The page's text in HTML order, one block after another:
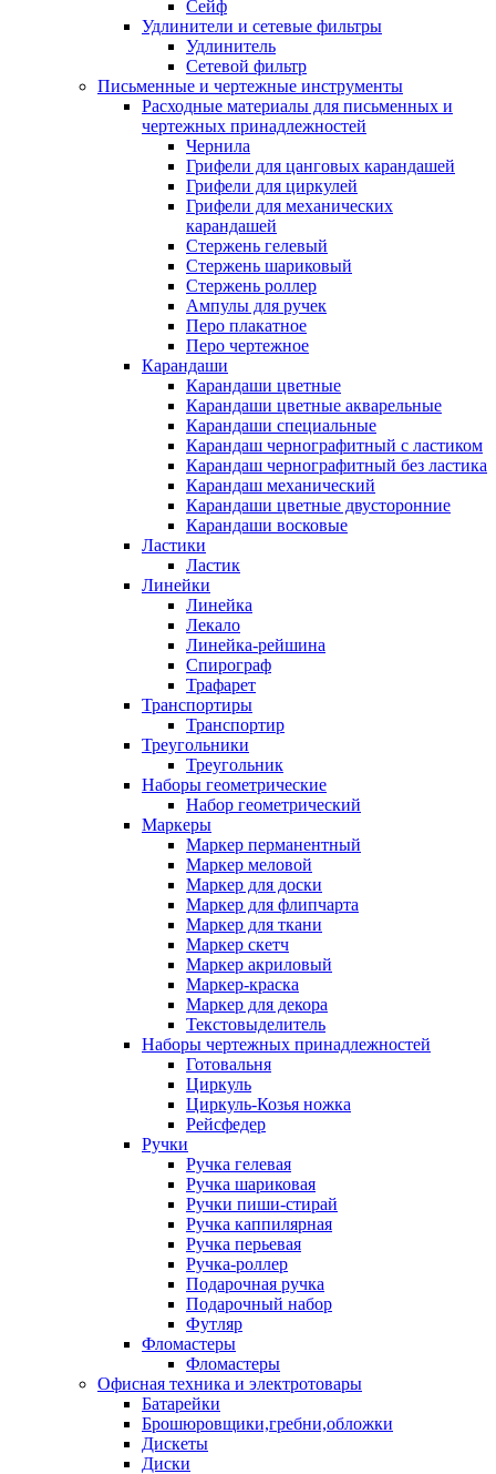
Сейф
Удлинители и сетевые фильтры
Удлинитель
Сетевой фильтр
Письменные и чертежные инструменты
Расходные материалы для письменных и
чертежных принадлежностей
Чернила
Грифели для цанговых карандашей
Грифели для циркулей
Грифели для механических
карандашей
Стержень гелевый
Стержень шариковый
Стержень роллер
Ампулы для ручек
Перо плакатное
Перо чертежное
Карандаши
Карандаши цветные
Карандаши цветные акварельные
Карандаши специальные
Карандаш чернографитный с ластиком
Карандаш чернографитный без ластика
Карандаш механический
Карандаши цветные двусторонние
Карандаши восковые
Ластики
Ластик
Линейки
Линейка
Лекало
Линейка-рейшина
Спирограф
Трафарет
Транспортиры
Транспортир
Треугольники
Треугольник
Наборы геометрические
Набор геометрический
Маркеры
Маркер перманентный
Маркер меловой
Маркер для доски
Маркер для флипчарта
Маркер для ткани
Маркер скетч
Маркер акриловый
Маркер-краска
Маркер для декора
Текстовыделитель
Наборы чертежных принадлежностей
Готовальня
Циркуль
Циркуль-Козья ножка
Рейсфедер
Ручки
Ручка гелевая
Ручка шариковая
Ручки пиши-стирай
Ручка каппилярная
Ручка перьевая
Ручка-роллер
Подарочная ручка
Подарочный набор
Футляр
Фломастеры
Фломастеры
Офисная техника и электротовары
Батарейки
Брошюровщики,гребни,обложки
Дискеты
Диски